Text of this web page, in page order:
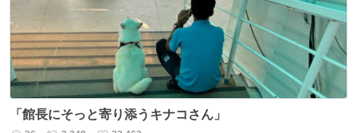
「館長にそっと寄り添うキナコさん」